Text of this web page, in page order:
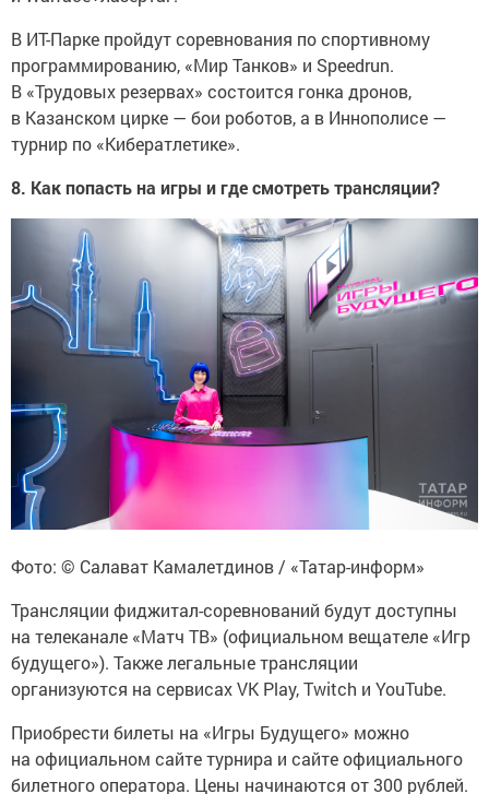
В ИТ-Парке пройдут соревнования по спортивному
программированию, «Мир Танков» и Speedrun.
В «Трудовых резервах» состоится гонка дронов,
в Казанском цирке — бои роботов, а в Иннополисе —
турнир по «Кибератлетике».
8. Как попасть на игры и где смотреть трансляции?
Фото: © Салават Камалетдинов / «Татар-информ»
Трансляции фиджитал-соревнований будут доступны
на телеканале «Матч ТВ» (официальном вещателе «Игр
будущего»). Также легальные трансляции
организуются на сервисах VK Play, Twitch и YouTube.
Приобрести билеты на «Игры Будущего» можно
на официальном сайте турнира и сайте официального
билетного оператора. Цены начинаются от 300 рублей.